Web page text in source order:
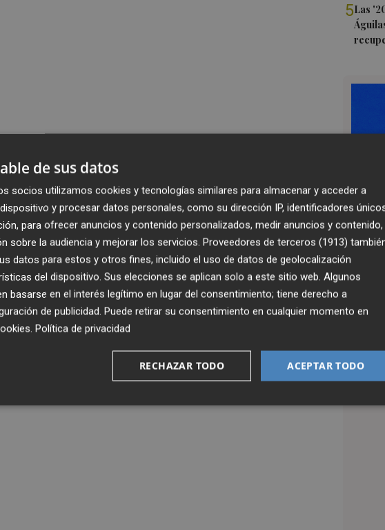
5Las
de sus datos
socios utilizamos cookies y tecnologías similares para almacenar y acceder a
y procesar datos personales, como su dirección IP, identificadores
para ofrecer anuncios y contenido personalizados, medir anuncios y contenido,
sobre la audiencia y mejorar los servicios. Proveedores de terceros (1913)
datos para estos y otros fines, incluido el uso de datos de geolocalización
del dispositivo. Sus elecciones se aplican solo a este sitio web. Algunos
basarse en el interés legítimo en lugar del consentimiento; tiene derecho a
de publicidad. Puede retirar su consentimiento en cualquier momento en
. Política de privacidad
ACEPTAR TODO
RECHAZAR TODO